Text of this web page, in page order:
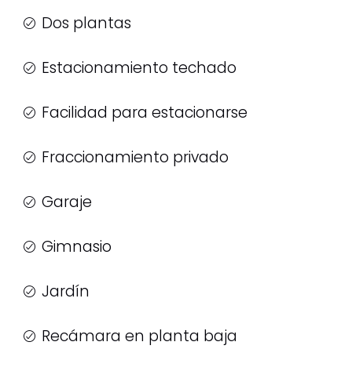
Dos plantas
Estacionamiento techado
Facilidad para estacionarse
Fraccionamiento privado
Garaje
Gimnasio
Jardín
Recámara en planta baja